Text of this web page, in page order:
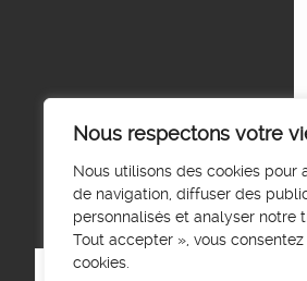
Nous respectons votre
Nous utilisons des cookies pour
de navigation, diffuser des
personnalisés et analyser notre
Tout accepter », vous
cookies.